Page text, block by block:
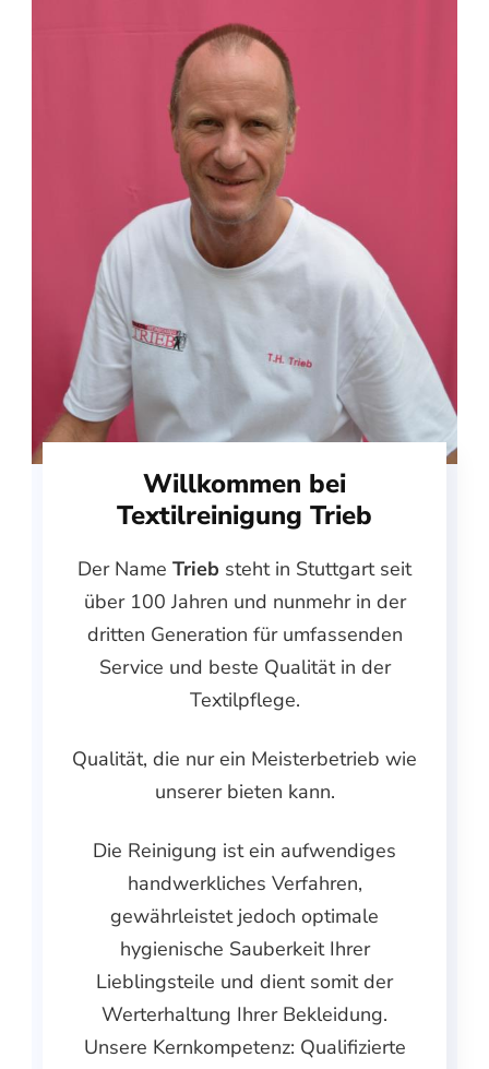
Willkommen bei
Textilreinigung Trieb
Der Name Trieb steht in Stuttgart seit
über 100 Jahren und nunmehr in der
dritten Generation für umfassenden
Service und beste Qualität in der
Textilpflege.
Qualität, die nur ein Meisterbetrieb wie
unserer bieten kann.
Die Reinigung ist ein aufwendiges
handwerkliches Verfahren,
gewährleistet jedoch optimale
hygienische Sauberkeit Ihrer
Lieblingsteile und dient somit der
Werterhaltung Ihrer Bekleidung.
Unsere Kernkompetenz: Qualifizierte